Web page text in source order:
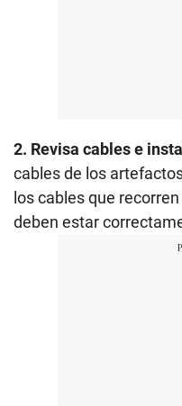
2. Revisa cables e
cables de los
los cables que
deben estar